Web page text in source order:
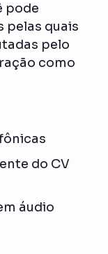
pode
pelas quais
pelo
como
do CV
áudio